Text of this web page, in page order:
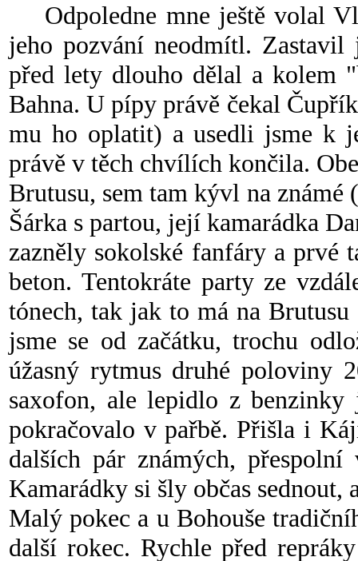
Odpoledne mne ještě volal
jeho pozvání neodmítl.
před lety dlouho dělal a kolem
Bahna. U pípy právě čekal
mu ho oplatit) a usedli jsme k
právě v těch chvílích končila.
Brutusu, sem tam kývl na
Šárka s partou, její kamarádka
zazněly sokolské fanfáry a
beton. Tentokráte party ze
tónech, tak jak to má na
jsme se od začátku, trochu
úžasný rytmus druhé poloviny
saxofon, ale lepidlo z
pokračovalo v pařbě. Přišla i
dalších pár známých,
Kamarádky si šly občas
Malý pokec a u Bohouše
další rokec. Rychle před